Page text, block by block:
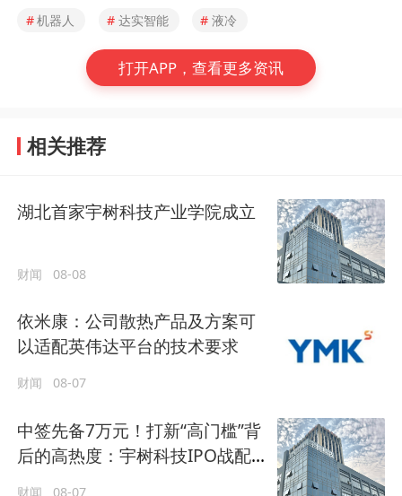
#机器人 # 达实智能 # 液冷
打开APP，查看更多资讯
相关推荐
湖北首家宇树科技产业学院成立
财闻 08-08
依米康：公司散热产品及方案可
以适配英伟达平台的技术要求
财闻 08-07
中签先备7万元！打新“高门槛”背
后的高热度：宇树科技IPO战配
财闻 08-07